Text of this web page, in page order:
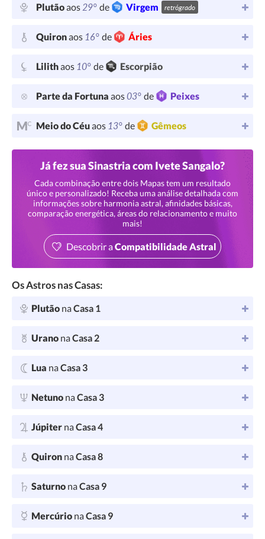
Plutãoaos29° de Virgem retrógrado
Quironaos 16° de Áries
Lilithaos 10° de Escorpião
Parte da Fortuna aos03° de Peixes
Meio do Céuaos 13° de Gêmeos
Já fez sua Sinastria com Ivete Sangalo?
Cada combinação entre dois Mapas tem um resultado
único e personalizado! Receba uma análise detalhada com
informações sobre harmonia astral, afinidades básicas,
comparação energética, áreas do relacionamento e muito
mais!
Descobrir aCompatibilidade Astral
Os Astros nas Casas:
Plutão naCasa 1
Urano naCasa 2
Lua naCasa 3
Netuno naCasa 3
Júpiter naCasa 4
Quiron naCasa 8
Saturno naCasa 9
Mercúrio naCasa 9